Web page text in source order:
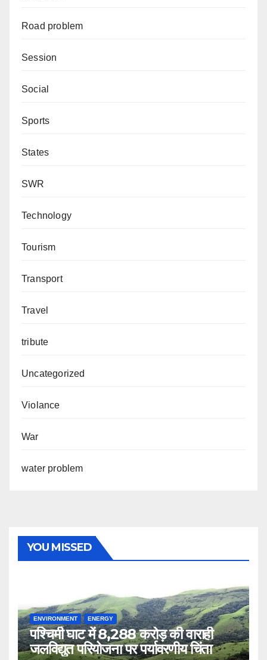
Road problem
Session
Social
Sports
States
SWR
Technology
Tourism
Transport
Travel
tribute
Uncategorized
Violance
War
water problem
YOU MISSED
ENVIRONMENT ENERGY
पश्चिमी घाट में 8,288 करोड़ की वाराही
जलविद्युत परियोजना पर पर्यावरणीय चिंता